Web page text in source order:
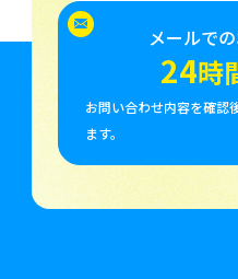
メールで
24時
お問い合わせ内容を確認
ます。